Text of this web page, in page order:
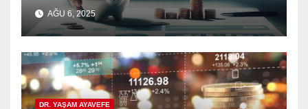
AĞU 6, 2025
DR. YAŞAM AYAVEFE